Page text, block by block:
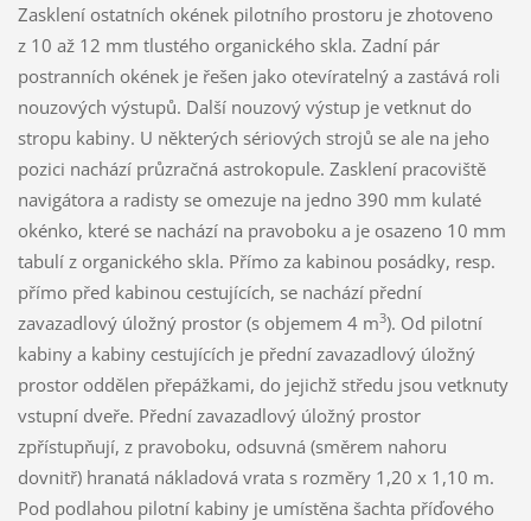
Zasklení ostatních okének pilotního prostoru je zhotoveno
z 10 až 12 mm tlustého organického skla. Zadní pár
postranních okének je řešen jako otevíratelný a zastává roli
nouzových výstupů. Další nouzový výstup je vetknut do
stropu kabiny. U některých sériových strojů se ale na jeho
pozici nachází průzračná astrokopule. Zasklení pracoviště
navigátora a radisty se omezuje na jedno 390 mm kulaté
okénko, které se nachází na pravoboku a je osazeno 10 mm
tabulí z organického skla. Přímo za kabinou posádky, resp.
přímo před kabinou cestujících, se nachází přední
zavazadlový úložný prostor (s objemem 4 m3). Od pilotní
kabiny a kabiny cestujících je přední zavazadlový úložný
prostor oddělen přepážkami, do jejichž středu jsou vetknuty
vstupní dveře. Přední zavazadlový úložný prostor
zpřístupňují, z pravoboku, odsuvná (směrem nahoru
dovnitř) hranatá nákladová vrata s rozměry 1,20 x 1,10 m.
Pod podlahou pilotní kabiny je umístěna šachta příďového